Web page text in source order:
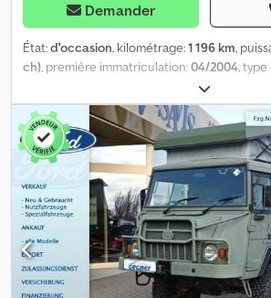
Demander
État:d'occasion, kilométrage:1 196 km,
ch), première immatriculation:04/2004,
vert, type
automatique, classe d'émission:Euro 3,
Équipement:ABS, transmission intégrale,
BAE Systems Pinzgauer 4x4 Direction
automatique ZF 2,5L VW TDI Csdpfx Apjqzvd
réserve d’erreurs et de vente préalable.